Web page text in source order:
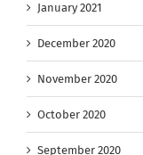
January 2021
December 2020
November 2020
October 2020
September 2020